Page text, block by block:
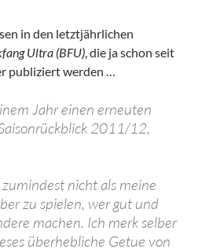
in den letztjährlichen
Ultra (BFU), die ja schon seit
publiziert werden …
Jahr einen erneuten
2011/12,
nicht als meine
zu spielen, wer gut und
machen. Ich merk selber
überhebliche Getue von